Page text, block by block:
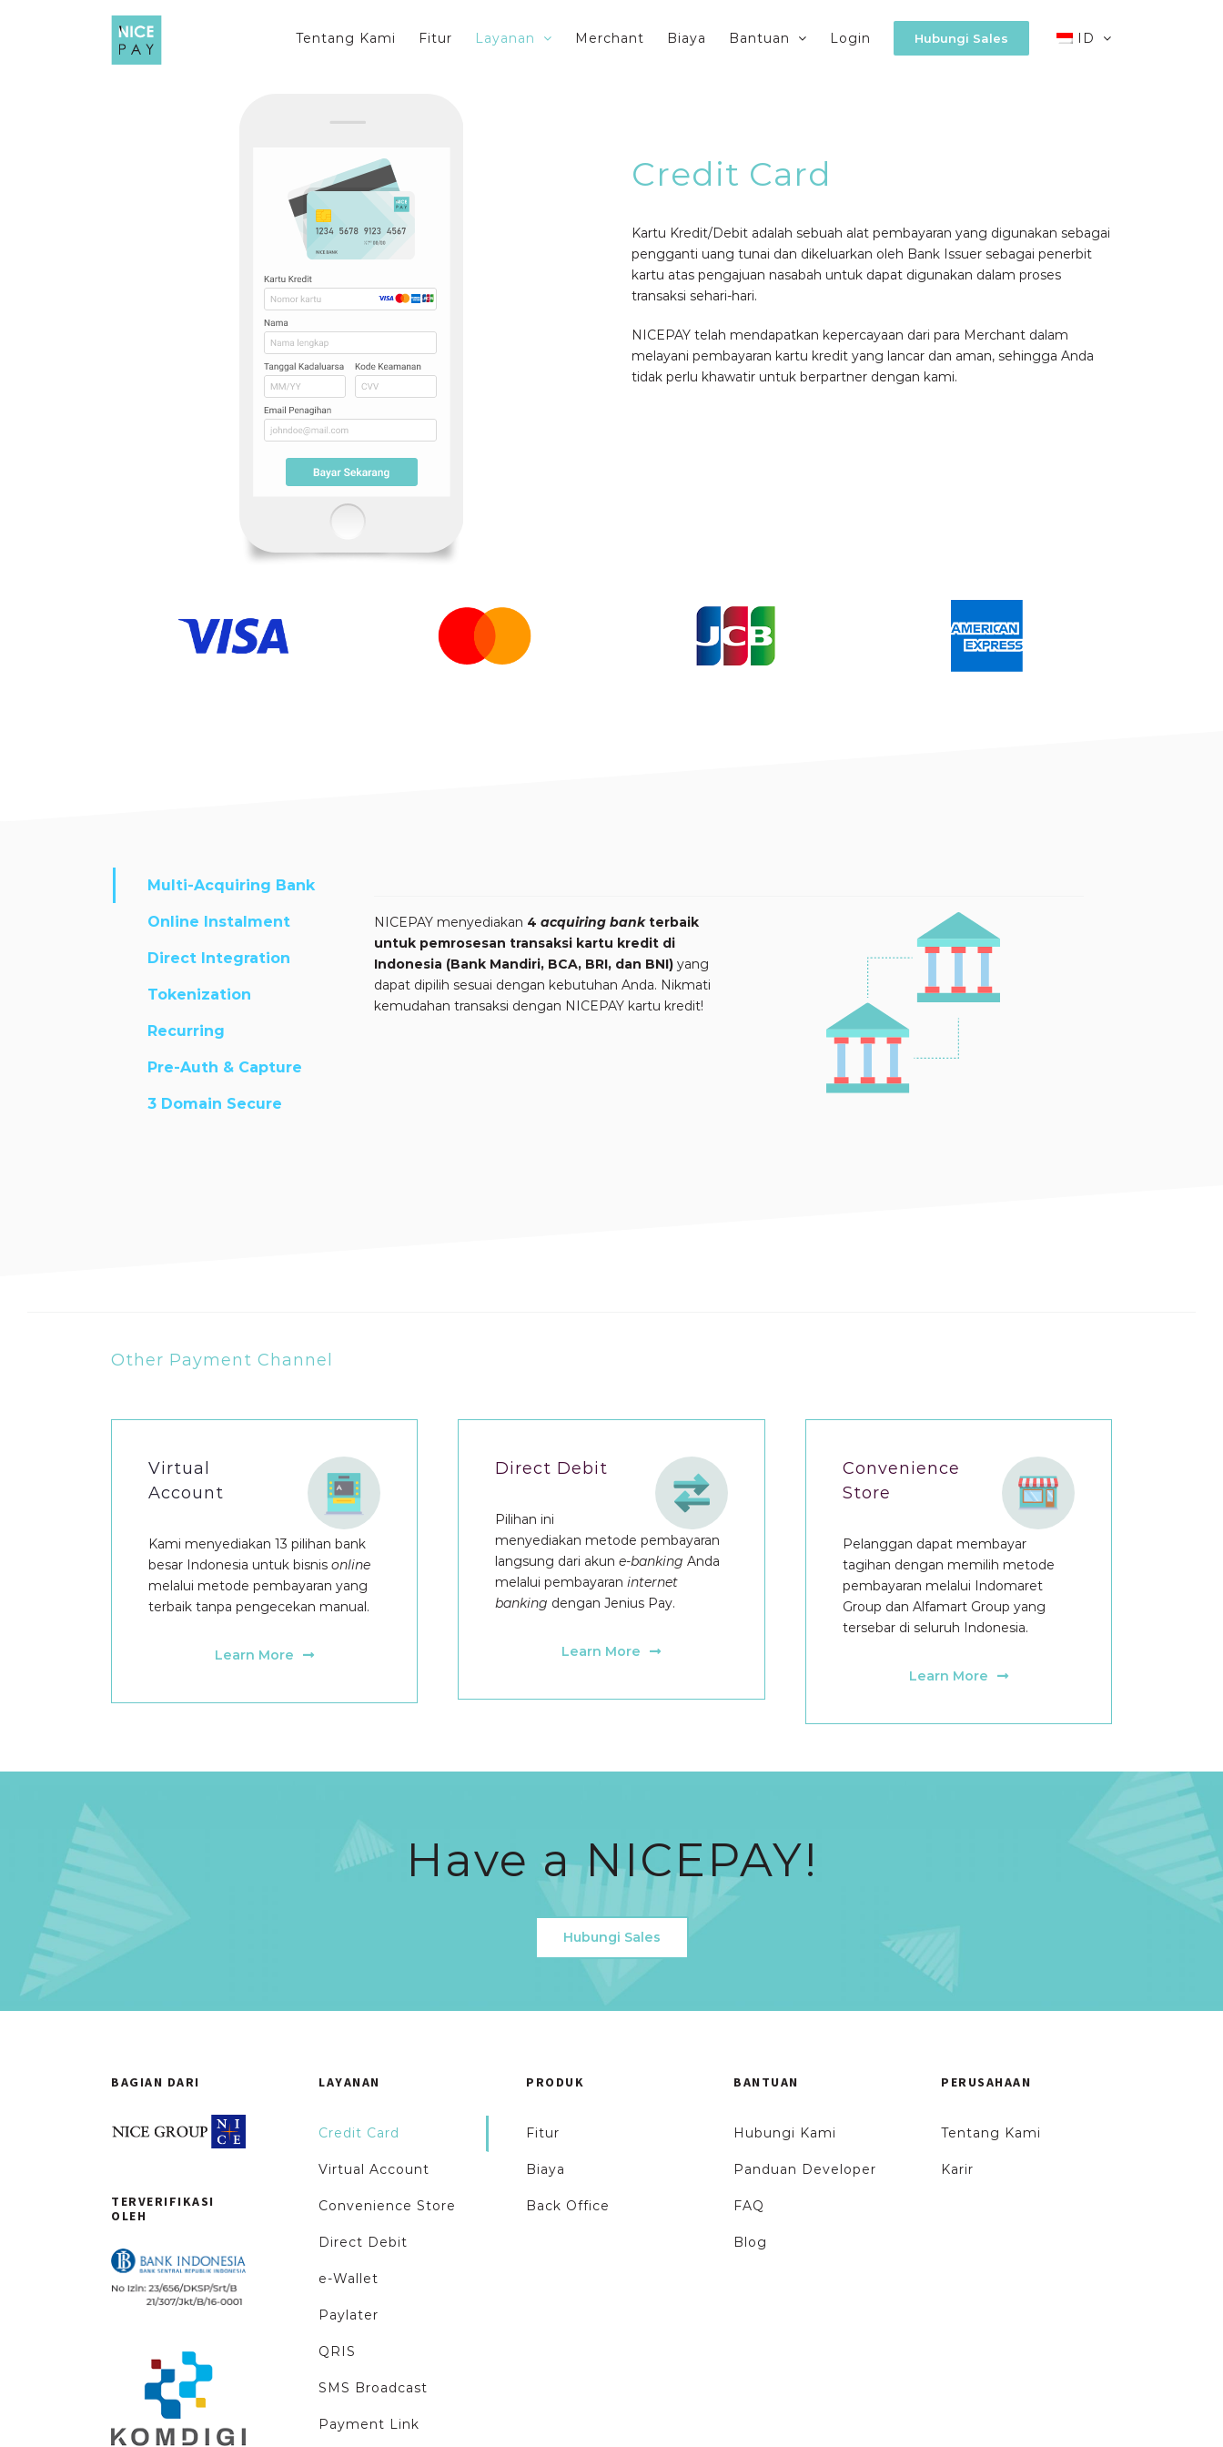
Tentang Kami Fitur Layanan Merchant Biaya Bantuan Login Hubungi Sales ID
Credit Card
Kartu Kredit/Debit adalah sebuah alat pembayaran yang digunakan sebagai
pengganti uang tunai dan dikeluarkan oleh Bank Issuer sebagai penerbit
kartu atas pengajuan nasabah untuk dapat digunakan dalam proses
transaksi sehari-hari.
NICEPAY telah mendapatkan kepercayaan dari para Merchant dalam
melayani pembayaran kartu kredit yang lancar dan aman, sehingga Anda
tidak perlu khawatir untuk berpartner dengan kami.
Multi-Acquiring Bank
Online Instalment
Direct Integration
Tokenization
Recurring
Pre-Auth & Capture
3 Domain Secure
NICEPAY menyediakan 4 acquiring bankterbaik
untuk pemrosesan transaksi kartu kredit di
Indonesia (Bank Mandiri, BCA, BRI, dan BNI) yang
dapat dipilih sesuai dengan kebutuhan Anda. Nikmati
kemudahan transaksi dengan NICEPAY kartu kredit!
Other Payment Channel
Virtual
Account
Kami menyediakan 13 pilihan bank
besar Indonesia untuk bisnis online
melalui metode pembayaran yang
terbaik tanpa pengecekan manual.
Learn More
Direct Debit
Pilihan ini
menyediakan metode pembayaran
langsung dari akune-banking Anda
melalui pembayaraninternet
banking dengan Jenius Pay.
Learn More
Convenience
Store
Pelanggan dapat membayar
tagihan dengan memilih metode
pembayaran melalui Indomaret
Group dan Alfamart Group yang
tersebar di seluruh Indonesia.
Learn More
Have a NICEPAY!
Hubungi Sales
BAGIAN DARI
TERVERIFIKASI
OLEH
LAYANAN
Credit Card
Virtual Account
Convenience Store
Direct Debit
e-Wallet
Paylater
QRIS
SMS Broadcast
Payment Link
PRODUK
Fitur
Biaya
Back Office
BANTUAN
Hubungi Kami
Panduan Developer
FAQ
Blog
PERUSAHAAN
Tentang Kami
Karir